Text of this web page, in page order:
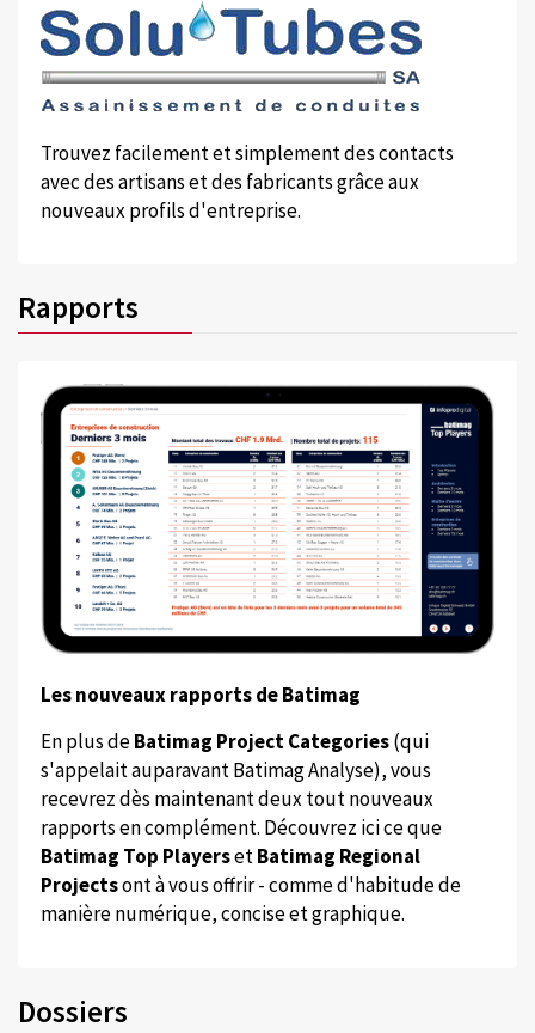
Trouvez facilement et simplement des contacts
avec des artisans et des fabricants grâce aux
nouveaux profils d'entreprise.
Rapports
Les nouveaux rapports de Batimag
En plus deBatimag Project Categories(qui
s'appelait auparavant Batimag Analyse), vous
recevrez dès maintenant deux tout nouveaux
rapports en complément. Découvrez ici ce que
Batimag Top PlayersetBatimag Regional
Projectsont à vous offrir - comme d'habitude de
manière numérique, concise et graphique.
Dossiers